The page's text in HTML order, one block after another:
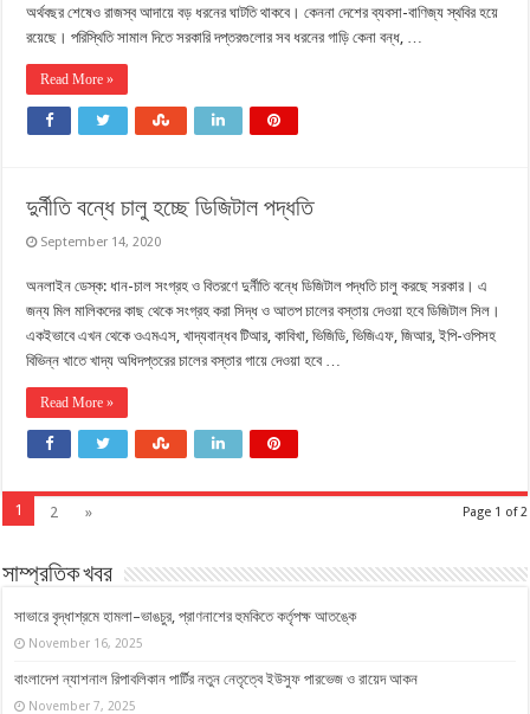
অর্থবছর শেষেও রাজস্ব আদায়ে বড় ধরনের ঘাটতি থাকবে। কেননা দেশের ব্যবসা-বাণিজ্য স্থবির হয়ে
রয়েছে। পরিস্থিতি সামাল দিতে সরকারি দপ্তরগুলোর সব ধরনের গাড়ি কেনা বন্ধ, …
Read More »
দুর্নীতি বন্ধে চালু হচ্ছে ডিজিটাল পদ্ধতি
September 14, 2020
অনলাইন ডেস্ক: ধান-চাল সংগ্রহ ও বিতরণে দুর্নীতি বন্ধে ডিজিটাল পদ্ধতি চালু করছে সরকার। এ
জন্য মিল মালিকদের কাছ থেকে সংগ্রহ করা সিদ্ধ ও আতপ চালের বস্তায় দেওয়া হবে ডিজিটাল সিল।
একইভাবে এখন থেকে ওএমএস, খাদ্যবান্ধব টিআর, কাবিখা, ভিজিডি, ভিজিএফ, জিআর, ইপি-ওপিসহ
বিভিন্ন খাতে খাদ্য অধিদপ্তরের চালের বস্তার গায়ে দেওয়া হবে …
Read More »
Page 1 of 2
1 2 »
সাম্প্রতিক খবর
সাভারে বৃদ্ধাশ্রমে হামলা–ভাঙচুর, প্রাণনাশের হুমকিতে কর্তৃপক্ষ আতঙ্কে
November 16, 2025
বাংলাদেশ ন্যাশনাল রিপাবলিকান পার্টির নতুন নেতৃত্বে ইউসুফ পারভেজ ও রায়েদ আকন
November 7, 2025